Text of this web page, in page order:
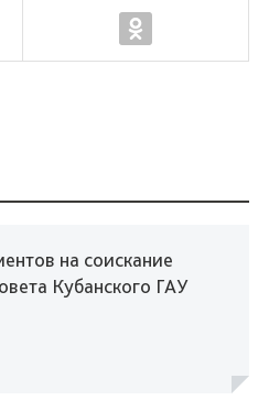
на соискание
Кубанского ГАУ